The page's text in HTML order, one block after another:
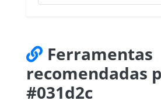
Ferramentas
recomendadas
#031d2c